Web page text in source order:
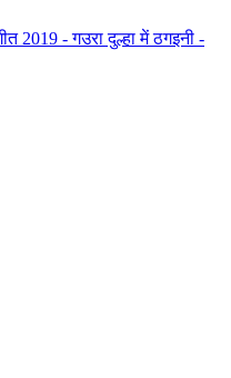
2019 - गउरा दुल्हा में ठगइनी -